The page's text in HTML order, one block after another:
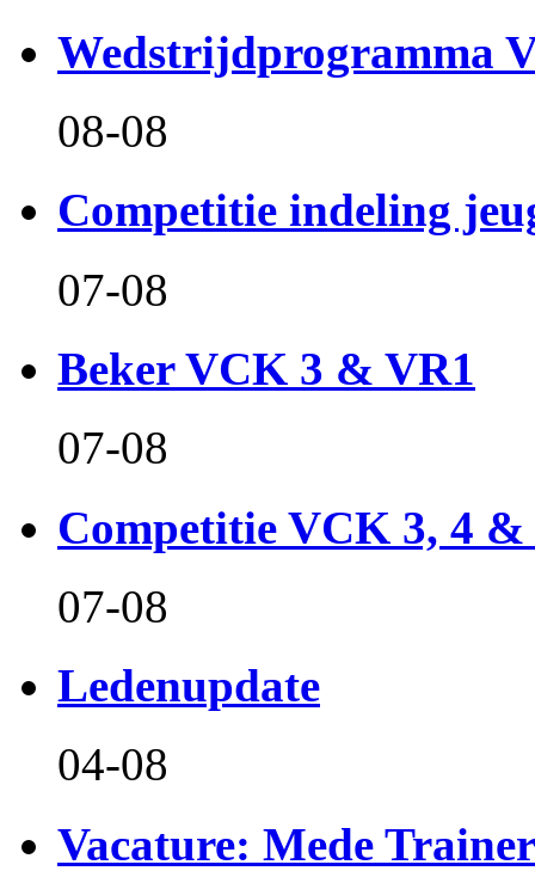
Wedstrijdprogramma
08-08
Competitie indeling
07-08
Beker VCK 3 & VR1
07-08
Competitie VCK 3, 4 &
07-08
Ledenupdate
04-08
Vacature: Mede